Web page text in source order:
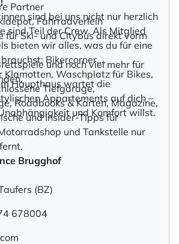
Partner
Fahrradverleih
für Ski- und Citybus direkt vorm
und noch viel mehr für
sind bei uns nicht nur herzlich
sind Teil der Crew. Als Mitglied
bieten wir alles, was du für eine
Bikercorner,
Klamotten, Waschplatz für Bikes,
Tiefgarage,
Roadbooks & Karten, Magazine,
und Insider-Tipps für
und Tankstelle nur
Haupthaus wartet die
Appartements auf dich –
und Komfort willst.
Brugghof
(BZ)
678004